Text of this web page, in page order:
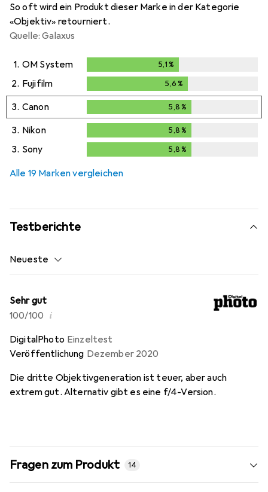
So oft wird ein Produkt dieser Marke in der Kategorie
«Objektiv» retourniert.
Quelle: Galaxus
1. OM System 5,1 %
2. Fujifilm 5,6 %
3. Canon 5,8 %
3. Nikon 5,8 %
3. Sony 5,8 %
Alle 19 Marken vergleichen
Testberichte
Neueste
Sehr gut
100/100 i
DigitalPhoto Einzeltest
Veröffentlichung Dezember 2020
Die dritte Objektivgeneration ist teuer, aber auch
extrem gut. Alternativ gibt es eine f/4-Version.
Fragen zum Produkt 14